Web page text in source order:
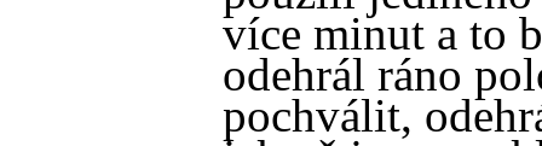
více minut a to
odehrál ráno
pochválit,